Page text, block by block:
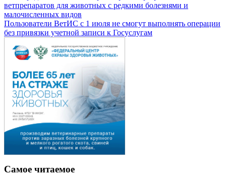
ветпрепаратов для животных с редкими болезнями и
малочисленных видов
Пользователи ВетИС с 1 июля не смогут выполнять операции
без привязки учетной записи к Госуслугам
Самое читаемое